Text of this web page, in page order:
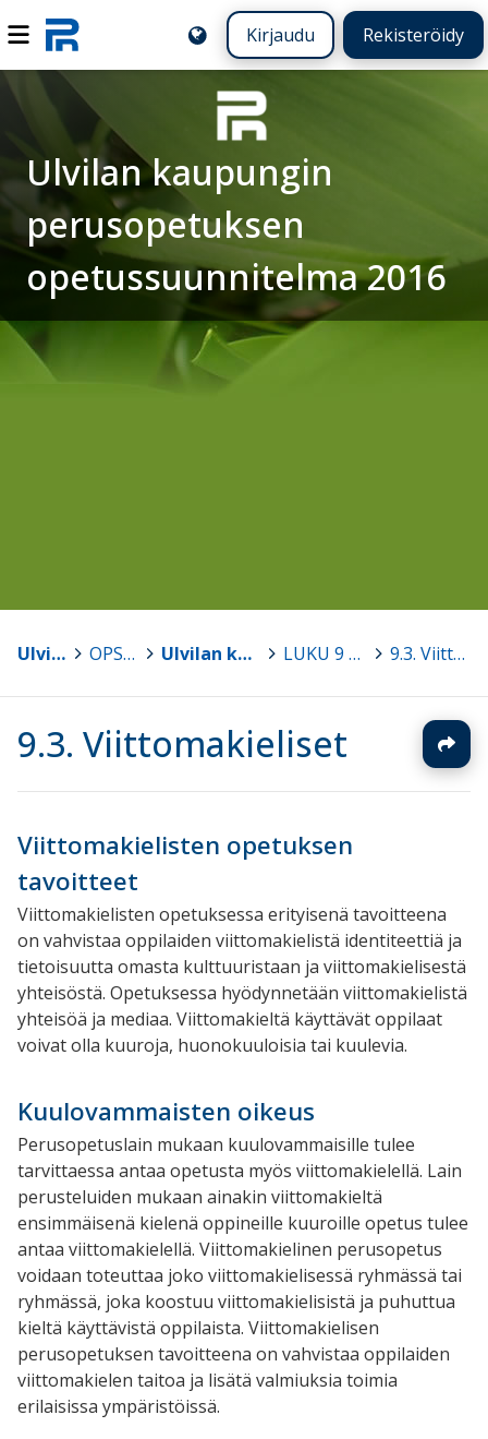
Kirjaudu Rekisteröidy
Ulvilan kaupungin
perusopetuksen
opetussuunnitelma 2016
Ulvila OPS 2016 > Ulvilan kaupungin perusopetuksen opetussuunnitelma 2016 > LUKU 9 Kieleen ja kulttuuriin liittyviä erityiskysymyksiä > 9.3. Viittomakieliset
9.3. Viittomakieliset
Viittomakielisten opetuksen
tavoitteet
Viittomakielisten opetuksessa erityisenä tavoitteena
on vahvistaa oppilaiden viittomakielistä identiteettiä ja
tietoisuutta omasta kulttuuristaan ja viittomakielisestä
yhteisöstä. Opetuksessa hyödynnetään viittomakielistä
yhteisöä ja mediaa. Viittomakieltä käyttävät oppilaat
voivat olla kuuroja, huonokuuloisia tai kuulevia.
Kuulovammaisten oikeus
Perusopetuslain mukaan kuulovammaisille tulee
tarvittaessa antaa opetusta myös viittomakielellä. Lain
perusteluiden mukaan ainakin viittomakieltä
ensimmäisenä kielenä oppineille kuuroille opetus tulee
antaa viittomakielellä. Viittomakielinen perusopetus
voidaan toteuttaa joko viittomakielisessä ryhmässä tai
ryhmässä, joka koostuu viittomakielisistä ja puhuttua
kieltä käyttävistä oppilaista. Viittomakielisen
perusopetuksen tavoitteena on vahvistaa oppilaiden
viittomakielen taitoa ja lisätä valmiuksia toimia
erilaisissa ympäristöissä.